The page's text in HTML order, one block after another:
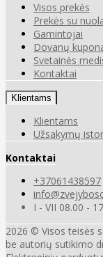
Visos prekės
Prekės su
Gamintojai
Dovanų
Svetainės
Kontaktai
Klientams
Klientams
Užsakymų
Kontaktai
+37061438597
I - VII 08.00 -
2026 © Visos teisės
be autorių sutikimo